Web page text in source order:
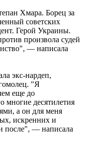
Хмара. Борец за
советских
Герой Украины.
произвола судей
— написала
экс-нардеп,
"Я
еще до
многие десятилетия
а он для меня
искренних и
после", — написала